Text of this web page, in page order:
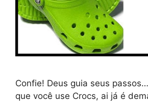
Confie! Deus guia seus
que você use Crocs, ai já é